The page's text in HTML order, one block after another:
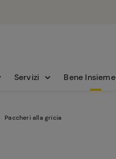
Servizi Bene Insieme
Paccheri alla gricia